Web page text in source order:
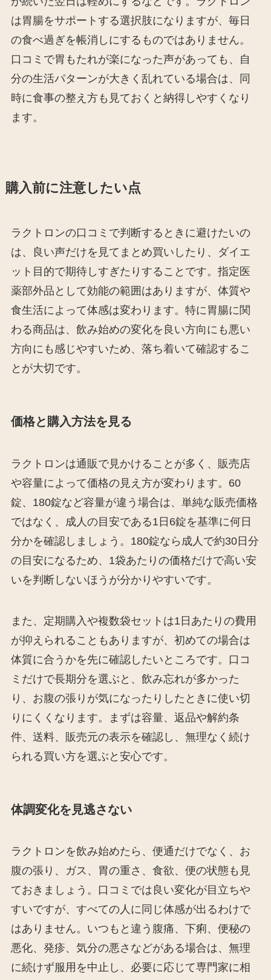
は胃腸をサポートする選択肢になりますが、毎日
の食べ過ぎを帳消しにするものではありません。
口コミで胃もたれが楽になった声があっても、自
分の生活パターンが大きく乱れている場合は、同
時に食事の整え方も見ておくと納得しやすくなり
ます。
購入前に注意したい点
ラクトロンの口コミで判断するときに避けたいの
は、良い声だけを見てまとめ買いしたり、ダイエ
ット目的で期待しすぎたりすることです。指定医
薬部外品として効能の範囲はありますが、体質や
食生活によって体感は変わります。特に胃腸に関
わる商品は、飲み始めの変化を良い方向にも悪い
方向にも感じやすいため、落ち着いて確認するこ
とが大切です。
価格と購入方法を見る
ラクトロンは通販で見かけることが多く、販売店
や容量によって価格の見え方が変わります。60
錠、180錠など容量が違う場合は、単純な販売価格
ではなく、成人の目安である1日6錠を基準に何日
分かを確認しましょう。180錠なら成人で約30日分
の目安になるため、1袋あたりの価格だけで高い安
いを判断しないほうが分かりやすいです。
また、定期購入や複数袋セットは1日あたりの費用
が抑えられることもありますが、初めての場合は
体質に合うかを先に確認したいところです。口コ
ミだけで長期分を選ぶと、飲み忘れが多かった
り、お腹の張りが気になったりしたときに使い切
りにくくなります。まずは容量、返品や解約条
件、送料、販売元の表示を確認し、無理なく続け
られる買い方を選ぶと安心です。
体調変化を見逃さない
ラクトロンを飲み始めたら、便通だけでなく、お
腹の張り、ガス、胃の重さ、食欲、便の状態も見
ておきましょう。口コミでは良い変化が目立ちや
すいですが、すべての人に同じ体感が出るわけで
はありません。いつもと違う腹痛、下痢、便秘の
悪化、発疹、気分の悪さなどがある場合は、無理
に続けず服用を中止し、必要に応じて専門家に相